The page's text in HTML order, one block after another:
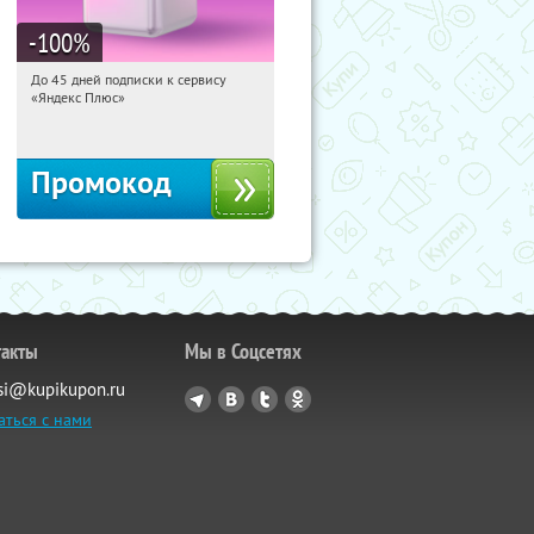
-100%
21:38:54 Получили:
До 45 дней подписки к сервису
«Яндекс Плюс»
Промокод
с нами
Мы в Соцсетях